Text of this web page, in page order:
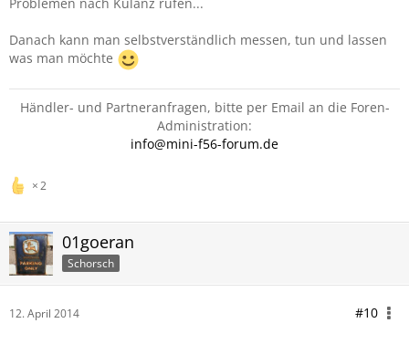
Danach kann man selbstverständlich messen, tun und lassen
was man möchte
Händler- und Partneranfragen, bitte per Email an die Foren-
Administration:
info@mini-f56-forum.de
2
01goeran
Schorsch
12. April 2014 #10